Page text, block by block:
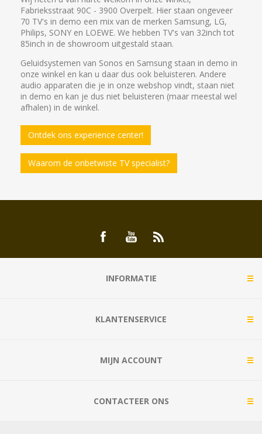
Fabrieksstraat 90C - 3900 Overpelt. Hier staan ongeveer
70 TV's in demo een mix van de merken Samsung, LG,
Philips, SONY en LOEWE. We hebben TV's van 32inch tot
85inch in de showroom uitgestald staan.
Geluidsystemen van Sonos en Samsung staan in demo in
onze winkel en kan u daar dus ook beluisteren. Andere
audio apparaten die je in onze webshop vindt, staan niet
in demo en kan je dus niet beluisteren (maar meestal wel
afhalen) in de winkel.
Ontdek ons experience center!
Waarom de onbetwiste TV specialist?
INFORMATIE
KLANTENSERVICE
MIJN ACCOUNT
CONTACTEER ONS